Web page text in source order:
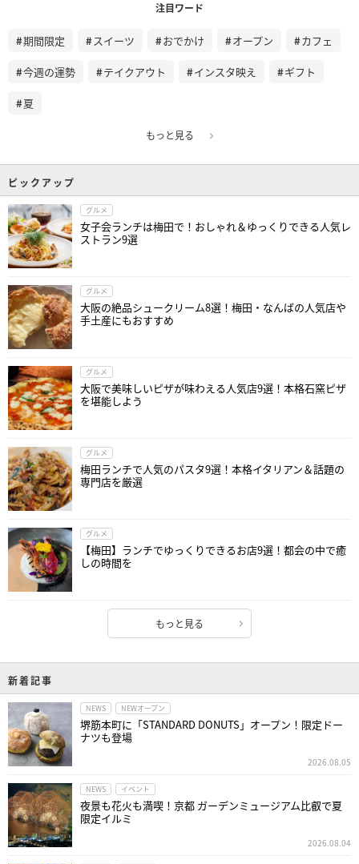
注目ワード
期間限定 スイーツ おでかけ オープン カフェ
今週の運勢 テイクアウト インスタ映え ギフト
夏
もっと見る
ピックアップ
グルメ
女子会ランチは梅田で！おしゃれ＆ゆっくりできる人気レ
ストラン9選
グルメ
大阪の絶品シュークリーム8選！梅田・なんばの人気店や
手土産にもおすすめ
グルメ
大阪で美味しいピザが味わえる人気店9選！本格石窯ピザ
を堪能しよう
グルメ
梅田ランチで人気のパスタ9選！本格イタリアン＆話題の
専門店を厳選
グルメ
【梅田】ランチでゆっくりできるお店9選！都会の中で癒
しの時間を
もっと見る
新着記事
NEWS NEWオープン
堺筋本町に「STANDARD DONUTS」オープン！限定ドー
ナツも登場
2026.08.05
NEWS イベント
夜景も花火も満喫！京都 ガーデンミュージアム比叡で夏
限定イルミ
2026.08.04